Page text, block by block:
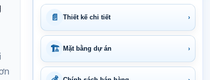
📄 Thiết kế chi tiết ›
🏗 Mặt bằng dự án ›